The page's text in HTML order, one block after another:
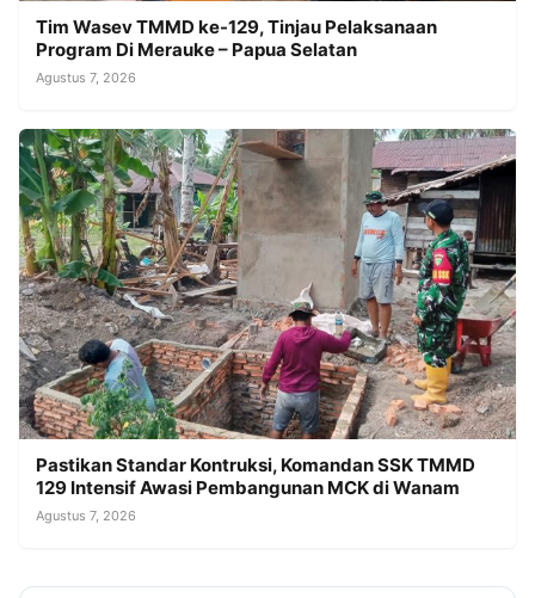
Tim Wasev TMMD ke-129, Tinjau Pelaksanaan
Program Di Merauke – Papua Selatan
Agustus 7, 2026
Pastikan Standar Kontruksi, Komandan SSK TMMD
129 Intensif Awasi Pembangunan MCK di Wanam
Agustus 7, 2026